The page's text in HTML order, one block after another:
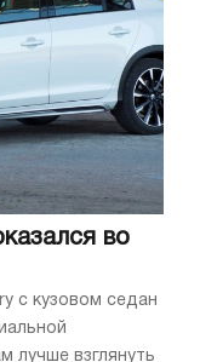
во
с кузовом седан
лучше взглянуть